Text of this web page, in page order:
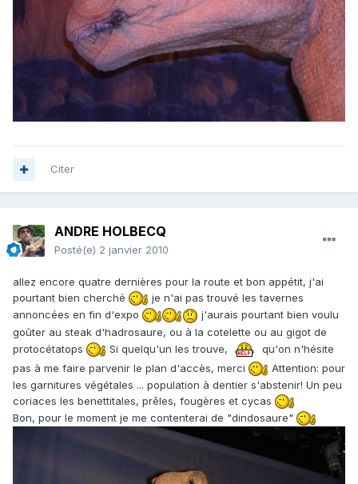
Citer
ANDRE HOLBECQ
Posté(e) 2 janvier 2010
allez encore quatre dernières pour la route et bon appétit, j'ai
pourtant bien cherché
je n'ai pas trouvé les tavernes
annoncées en fin d'expo
j'aurais pourtant bien voulu
goûter au steak d'hadrosaure, ou à la cotelette ou au gigot de
protocétatops
Si quelqu'un les trouve,
qu'on n'hésite
pas à me faire parvenir le plan d'accès, merci
Attention: pour
les garnitures végétales ... population à dentier s'abstenir! Un peu
coriaces les benettitales, prêles, fougères et cycas
Bon, pour le moment je me contenterai de "dindosaure"